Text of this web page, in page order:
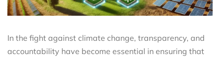
In the fight against climate change, transparency, and
accountability have become essential in ensuring that